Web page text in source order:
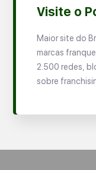
Visite o
Maior site do
marcas
2.500 redes,
sobre